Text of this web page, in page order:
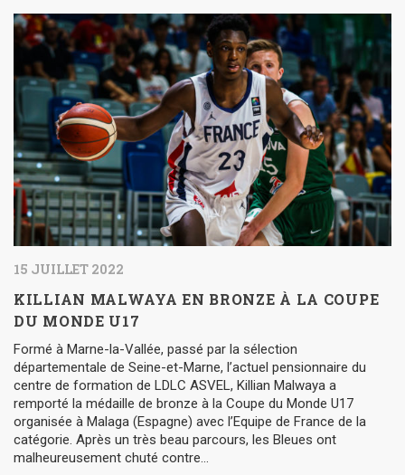
15 JUILLET 2022
KILLIAN MALWAYA EN BRONZE À LA COUPE
DU MONDE U17
Formé à Marne-la-Vallée, passé par la sélection
départementale de Seine-et-Marne, l’actuel pensionnaire du
centre de formation de LDLC ASVEL, Killian Malwaya a
remporté la médaille de bronze à la Coupe du Monde U17
organisée à Malaga (Espagne) avec l’Equipe de France de la
catégorie. Après un très beau parcours, les Bleues ont
malheureusement chuté contre…